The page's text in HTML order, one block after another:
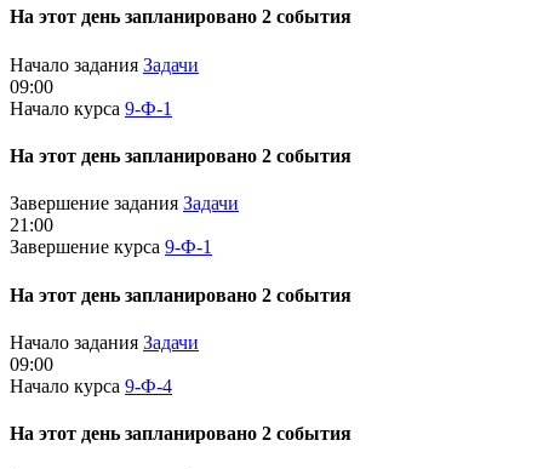
На этот день запланировано 2 события
Начало задания Задачи
09:00
Начало курса 9-Ф-1
На этот день запланировано 2 события
Завершение задания Задачи
21:00
Завершение курса 9-Ф-1
На этот день запланировано 2 события
Начало задания Задачи
09:00
Начало курса 9-Ф-4
На этот день запланировано 2 события